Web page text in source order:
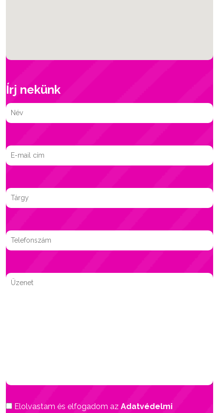
Írj nekünk
Elolvastam és elfogadom az Adatvédelmi